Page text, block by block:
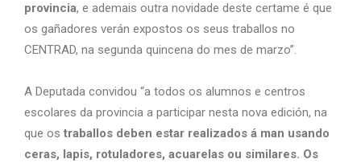
provincia, e ademais outra novidade deste certame é que
os gañadores verán expostos os seus traballos no
CENTRAD, na segunda quincena do mes de marzo”.
A Deputada convidou “a todos os alumnos e centros
escolares da provincia a participar nesta nova edición, na
que os traballos deben estar realizados á man usando
ceras, lapis, rotuladores, acuarelas ou similares. Os